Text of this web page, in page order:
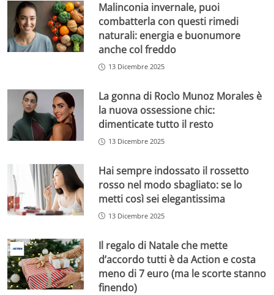
Malinconia invernale, puoi
combatterla con questi rimedi
naturali: energia e buonumore
anche col freddo
13 Dicembre 2025
La gonna di Rocìo Munoz Morales è
la nuova ossessione chic:
dimenticate tutto il resto
13 Dicembre 2025
Hai sempre indossato il rossetto
rosso nel modo sbagliato: se lo
metti così sei elegantissima
13 Dicembre 2025
Il regalo di Natale che mette
d’accordo tutti è da Action e costa
meno di 7 euro (ma le scorte stanno
finendo)